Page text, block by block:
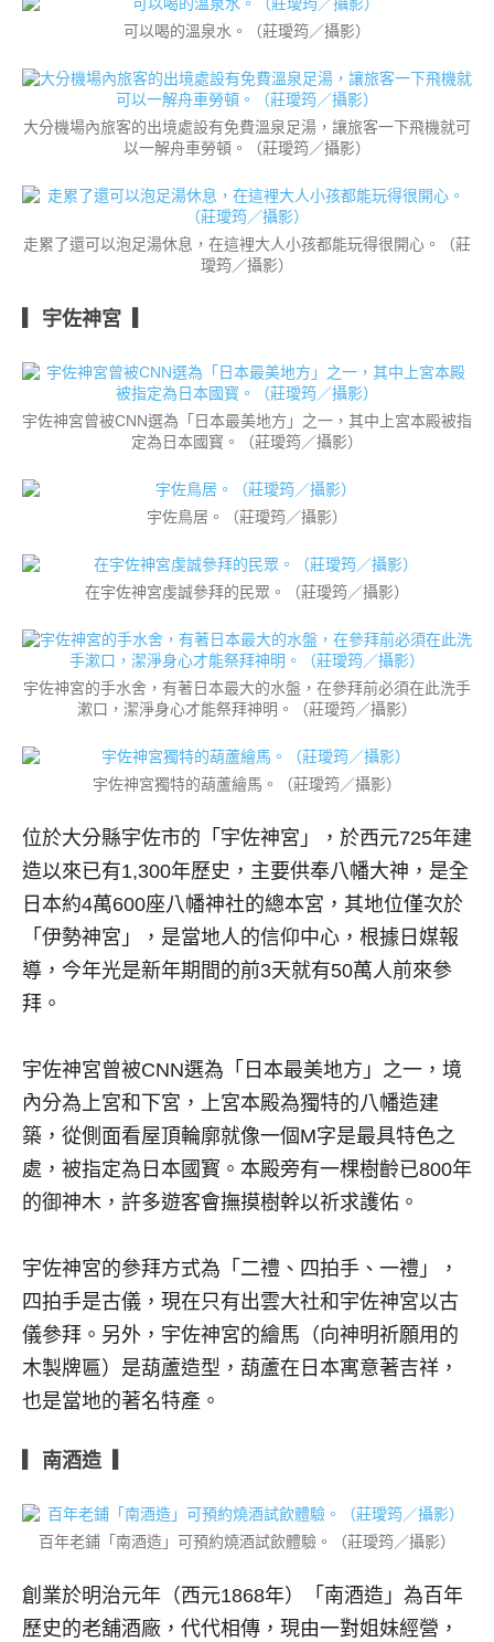
可以喝的溫泉水。（莊璦筠／攝影）
大分機場內旅客的出境處設有免費溫泉足湯，讓旅客一下飛機就可
以一解舟車勞頓。（莊璦筠／攝影）
走累了還可以泡足湯休息，在這裡大人小孩都能玩得很開心。（莊
璦筠／攝影）
▎宇佐神宮 ▎
宇佐神宮曾被CNN選為「日本最美地方」之一，其中上宮本殿被指
定為日本國寳。（莊璦筠／攝影）
宇佐鳥居。（莊璦筠／攝影）
在宇佐神宮虔誠參拜的民眾。（莊璦筠／攝影）
宇佐神宮的手水舍，有著日本最大的水盤，在參拜前必須在此洗手
漱口，潔淨身心才能祭拜神明。（莊璦筠／攝影）
宇佐神宮獨特的葫蘆繪馬。（莊璦筠／攝影）
位於大分縣宇佐市的「宇佐神宮」，於西元725年建
造以來已有1,300年歷史，主要供奉八幡大神，是全
日本約4萬600座八幡神社的總本宮，其地位僅次於
「伊勢神宮」，是當地人的信仰中心，根據日媒報
導，今年光是新年期間的前3天就有50萬人前來參
拜。
宇佐神宮曾被CNN選為「日本最美地方」之一，境
內分為上宮和下宮，上宮本殿為獨特的八幡造建
築，從側面看屋頂輪廓就像一個M字是最具特色之
處，被指定為日本國寳。本殿旁有一棵樹齡已800年
的御神木，許多遊客會撫摸樹幹以祈求護佑。
宇佐神宮的參拜方式為「二禮、四拍手、一禮」，
四拍手是古儀，現在只有出雲大社和宇佐神宮以古
儀參拜。另外，宇佐神宮的繪馬（向神明祈願用的
木製牌匾）是葫蘆造型，葫蘆在日本寓意著吉祥，
也是當地的著名特產。
▎南酒造 ▎
百年老鋪「南酒造」可預約燒酒試飲體驗。（莊璦筠／攝影）
創業於明治元年（西元1868年）「南酒造」為百年
歷史的老舖酒廠，代代相傳，現由一對姐妹經營，